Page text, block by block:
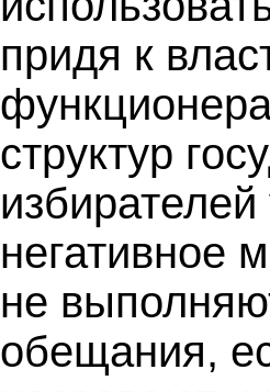
придя к
структур
негативное
не
обещания,